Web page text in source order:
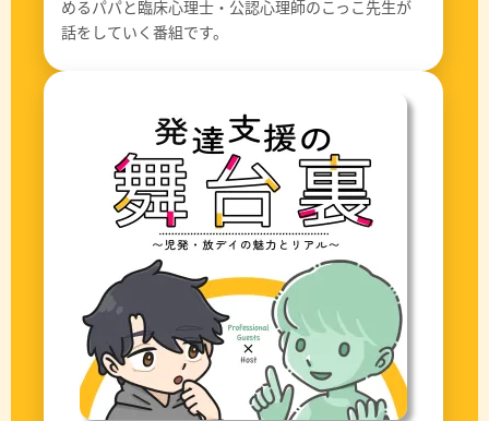
めるパパと臨床心理士・公認心理師のこっこ先生が
話をしていく番組です。